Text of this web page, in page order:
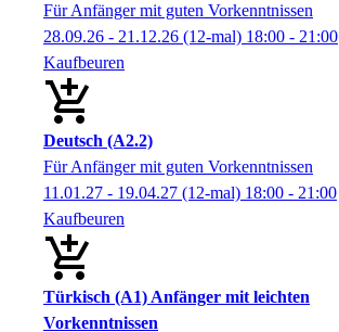
Für Anfänger mit guten Vorkenntnissen
28.09.26 - 21.12.26 (12-mal) 18:00 - 21:00
Kaufbeuren
Deutsch (A2.2)
Für Anfänger mit guten Vorkenntnissen
11.01.27 - 19.04.27 (12-mal) 18:00 - 21:00
Kaufbeuren
Türkisch (A1) Anfänger mit leichten
Vorkenntnissen